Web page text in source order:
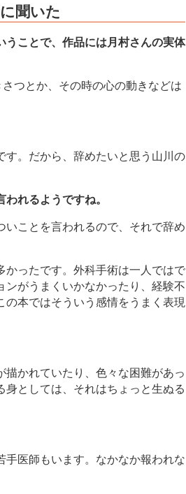
聞いた
ことで、作品には月村さんの実体
つとか、その時の心の動きなどは
。だから、辞めたいと思う山川の
れるようですね。
ことを言われるので、それで辞め
ったです。外科手術は一人ではで
がうまくいかなかったり、経験不
本ではそういう感情をうまく表現
かれていたり、色々な困難があっ
としては、それはちょっと生ぬる
医師もいます。なかなか報われな